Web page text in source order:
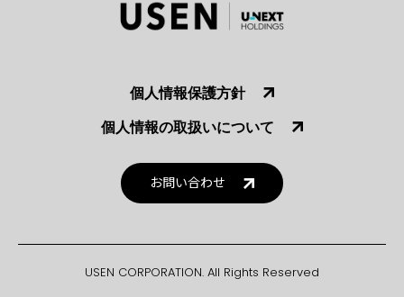
個人情報保護方針
個人情報の取扱いについて
お問い合わせ
USEN CORPORATION. All Rights Reserved